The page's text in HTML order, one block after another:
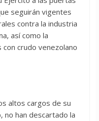
seguirán vigentes
contra la industria
así como la
crudo venezolano
altos cargos de su
no han descartado la